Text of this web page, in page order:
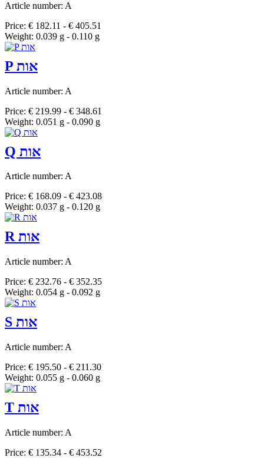
Article number: A
Price: € 182.11 - € 405.51
Weight: 0.039 g - 0.110 g
P אות
Article number: A
Price: € 219.99 - € 348.61
Weight: 0.051 g - 0.090 g
Q אות
Article number: A
Price: € 168.09 - € 423.08
Weight: 0.037 g - 0.120 g
R אות
Article number: A
Price: € 232.76 - € 352.35
Weight: 0.054 g - 0.092 g
S אות
Article number: A
Price: € 195.50 - € 211.30
Weight: 0.055 g - 0.060 g
T אות
Article number: A
Price: € 135.34 - € 453.52